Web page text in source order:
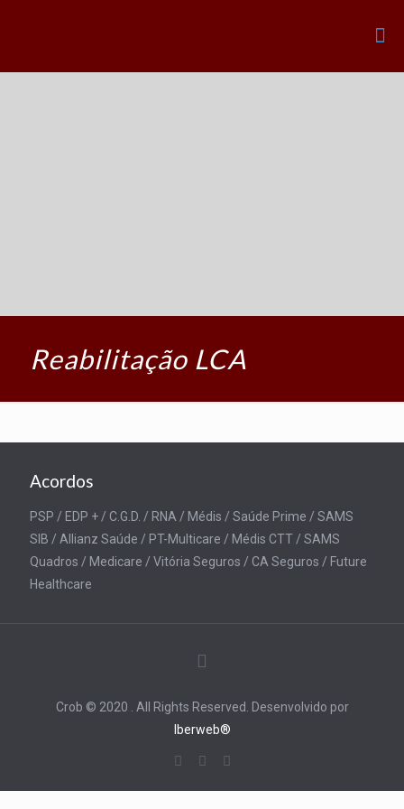
Reabilitação LCA
Acordos
PSP / EDP + / C.G.D. / RNA / Médis / Saúde Prime / SAMS
SIB / Allianz Saúde / PT-Multicare / Médis CTT / SAMS
Quadros / Medicare / Vitória Seguros / CA Seguros / Future
Healthcare
Crob © 2020 . All Rights Reserved. Desenvolvido por
Iberweb®